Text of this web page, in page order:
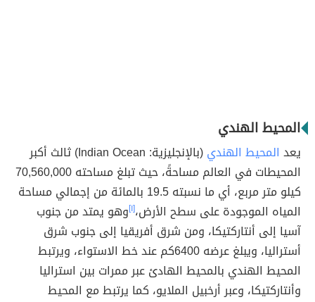
المحيط الهندي
يعد المحيط الهندي
(بالإنجليزية: Indian Ocean) ثالث أكبر
المحيطات في العالم مساحةً، حيث تبلغ مساحته 70,560,000
كيلو متر مربع، أي ما نسبته 19.5 بالمائة من إجمالي مساحة
المياه الموجودة على سطح الأرض،[١] وهو يمتد من جنوب
آسيا إلى أنتاركتيكا، ومن شرق أفريقيا إلى جنوب شرق
أستراليا، ويبلغ عرضه 6400كم عند خط الاستواء، ويرتبط
المحيط الهندي بالمحيط الهادئ عبر ممرات بين استراليا
وأنتاركتيكا، وعبر أرخبيل الملايو، كما يرتبط مع المحيط